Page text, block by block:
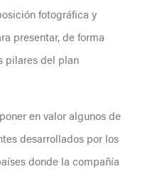
fotográfica y
presentar, de forma
pilares del plan
en valor algunos de
desarrollados por los
donde la compañía